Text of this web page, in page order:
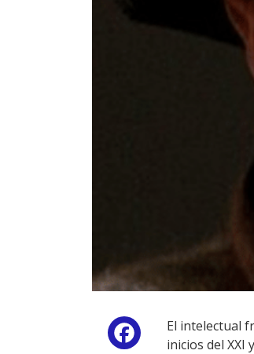
Facebook
El intelectual
inicios del